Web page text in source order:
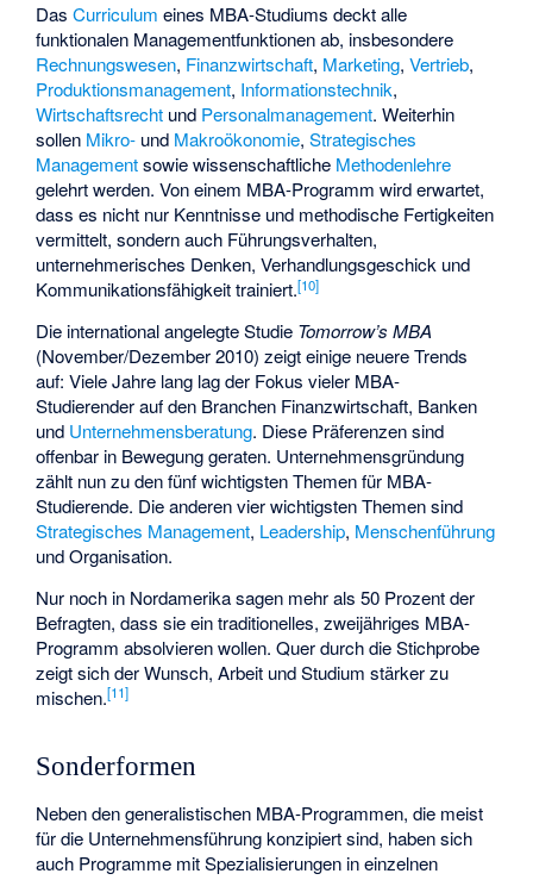
DasCurriculum eines MBA-Studiums deckt alle
funktionalen Managementfunktionen ab, insbesondere
Rechnungswesen, Finanzwirtschaft, Marketing,Vertrieb,
Produktionsmanagement, Informationstechnik,
Wirtschaftsrecht und Personalmanagement. Weiterhin
sollen Mikro- und Makroökonomie,Strategisches
Managementsowie wissenschaftliche Methodenlehre
gelehrt werden. Von einem MBA-Programm wird erwartet,
dass es nicht nur Kenntnisse und methodische Fertigkeiten
vermittelt, sondern auch Führungsverhalten,
unternehmerisches Denken, Verhandlungsgeschick und
Kommunikationsfähigkeit trainiert.[10]
Die international angelegte Studie Tomorrow’s MBA
(November/Dezember 2010) zeigt einige neuere Trends
auf: Viele Jahre lang lag der Fokus vieler MBA-
Studierender auf den Branchen Finanzwirtschaft, Banken
und Unternehmensberatung. Diese Präferenzen sind
offenbar in Bewegung geraten. Unternehmensgründung
zählt nun zu den fünf wichtigsten Themen für MBA-
Studierende. Die anderen vier wichtigsten Themen sind
Strategisches Management, Leadership, Menschenführung
und Organisation.
Nur noch in Nordamerika sagen mehr als 50 Prozent der
Befragten, dass sie ein traditionelles, zweijähriges MBA-
Programm absolvieren wollen. Quer durch die Stichprobe
zeigt sich der Wunsch, Arbeit und Studium stärker zu
mischen.[11]
Sonderformen
Neben den generalistischen MBA-Programmen, die meist
für die Unternehmensführung konzipiert sind, haben sich
auch Programme mit Spezialisierungen in einzelnen